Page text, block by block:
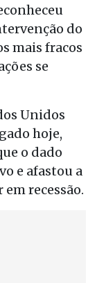
do
mais fracos
se
Unidos
hoje,
o dado
e afastou a
recessão.